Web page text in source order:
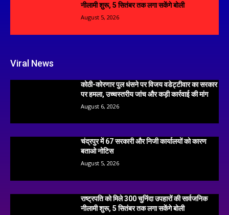
नीलामी शुरू, 5 सितंबर तक लगा सकेंगे बोली
August 5, 2026
Viral News
कोठी-कोरणार पुल धंसने पर विजय वडेट्टीवार का सरकार
पर हमला, उच्चस्तरीय जांच और कड़ी कार्रवाई की मांग
August 6, 2026
चंद्रपुर में 67 सरकारी और निजी कार्यालयों को कारण
बताओ नोटिस
August 5, 2026
राष्ट्रपति को मिले 300 चुनिंदा उपहारों की सार्वजनिक
नीलामी शुरू, 5 सितंबर तक लगा सकेंगे बोली